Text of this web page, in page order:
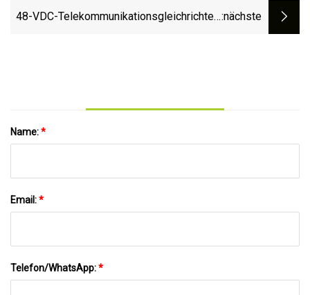
Haltetank-System
48-VDC-Telekommunikationsgleichrichter-:nächste
Name:*
Email:*
Telefon/WhatsApp:*